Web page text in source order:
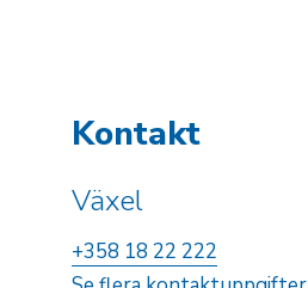
Kontakt
Växel
+358 18 22 222